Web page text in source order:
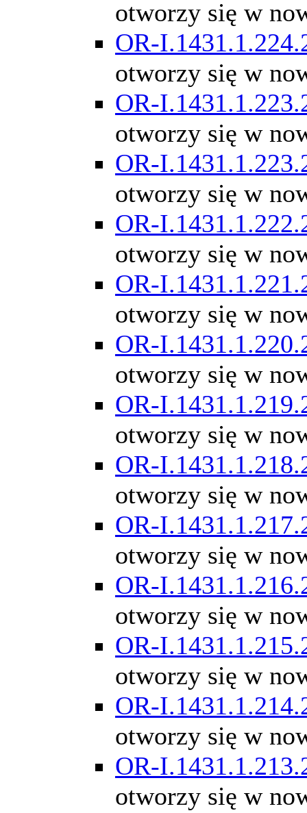
otworzy się w
OR-
otworzy się w
OR-
otworzy się w
OR-
otworzy się w
OR-
otworzy się w
OR-
otworzy się w
OR-
otworzy się w
OR-
otworzy się w
OR-
otworzy się w
OR-
otworzy się w
OR-
otworzy się w
OR-
otworzy się w
OR-
otworzy się w
OR-
otworzy się w